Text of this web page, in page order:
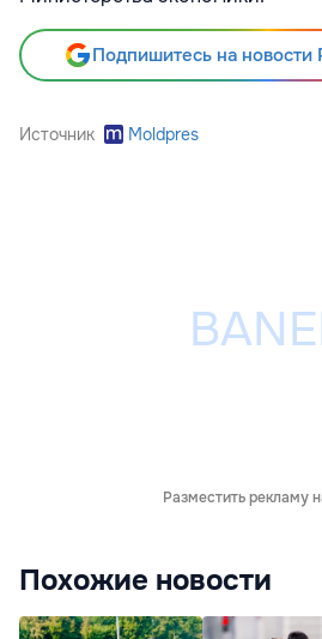
Подпишитесь на новости
Источник Moldpres
Разместить рекламу
Похожие новости